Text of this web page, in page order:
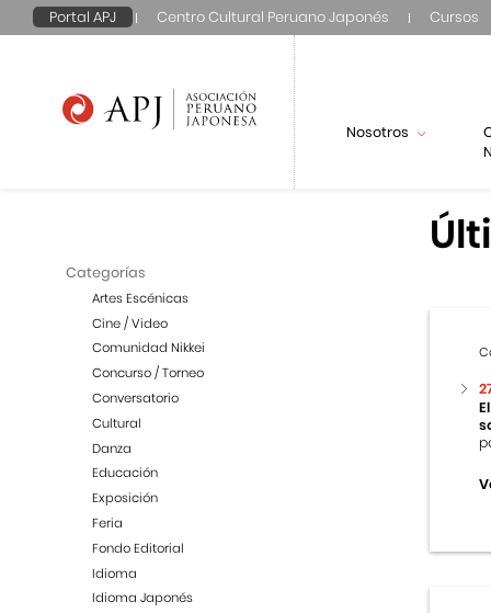
Portal APJ Centro Cultural Peruano Japonés Cursos
Nosotros
Categorías
Artes Escénicas
Cine / Video
Comunidad Nikkei
Concurso / Torneo
Conversatorio
Cultural
Danza
Educación
Exposición
Feria
Fondo Editorial
Idioma
Idioma Japonés